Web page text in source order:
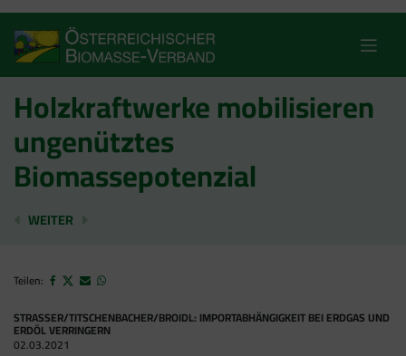
content
Holzkraftwerke mobilisieren
ungenütztes
Biomassepotenzial
DISKREDITIERUNG VON BIOMASSE IST FALSCHER WEG
WEITER
Teilen:
STRASSER/TITSCHENBACHER/BROIDL: IMPORTABHÄNGIGKEIT BEI ERDGAS UND
ERDÖL VERRINGERN
02.03.2021